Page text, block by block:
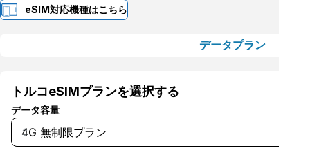
eSIM対応機種はこちら
データプラン
トルコeSIMプランを選択する
データ容量
4G 無制限プラン